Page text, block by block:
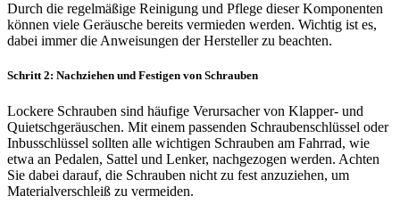
Durch die regelmäßige Reinigung und Pflege dieser Komponenten
können viele Geräusche bereits vermieden werden. Wichtig ist es,
dabei immer die Anweisungen der Hersteller zu beachten.
Schritt 2: Nachziehen und Festigen von Schrauben
Lockere Schrauben sind häufige Verursacher von Klapper- und
Quietschgeräuschen. Mit einem passenden Schraubenschlüssel oder
Inbusschlüssel sollten alle wichtigen Schrauben am Fahrrad, wie
etwa an Pedalen, Sattel und Lenker, nachgezogen werden. Achten
Sie dabei darauf, die Schrauben nicht zu fest anzuziehen, um
Materialverschleiß zu vermeiden.